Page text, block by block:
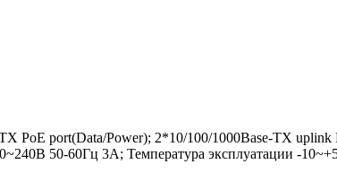
PoE port(Data/Power); 2*10/100/1000Base-TX uplink
50-60Гц 3A; Температура эксплуатации -